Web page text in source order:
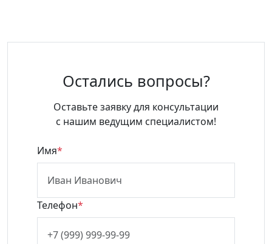
Остались вопросы?
Оставьте заявку для консультации
с нашим ведущим специалистом!
Имя*
Телефон*